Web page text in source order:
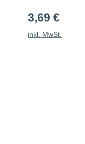
3,69 €
inkl. MwSt.